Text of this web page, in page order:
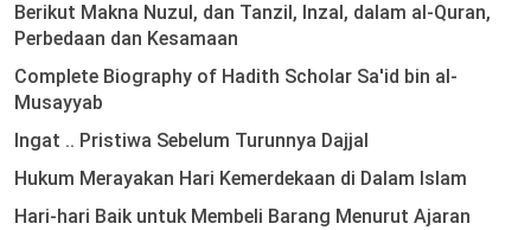
Berikut Makna Nuzul, dan Tanzil, Inzal, dalam al-Quran,
Perbedaan dan Kesamaan
Complete Biography of Hadith Scholar Sa'id bin al-
Musayyab
Ingat .. Pristiwa Sebelum Turunnya Dajjal
Hukum Merayakan Hari Kemerdekaan di Dalam Islam
Hari-hari Baik untuk Membeli Barang Menurut Ajaran